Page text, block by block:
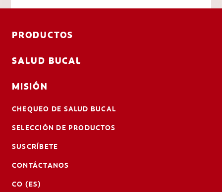
PRODUCTOS
SALUD BUCAL
MISIÓN
CHEQUEO DE SALUD BUCAL
SELECCIÓN DE PRODUCTOS
SUSCRÍBETE
CONTÁCTANOS
CO (ES)